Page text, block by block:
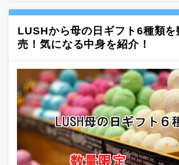
LUSHから母の日ギフト6種類
売！気になる中身を紹介！